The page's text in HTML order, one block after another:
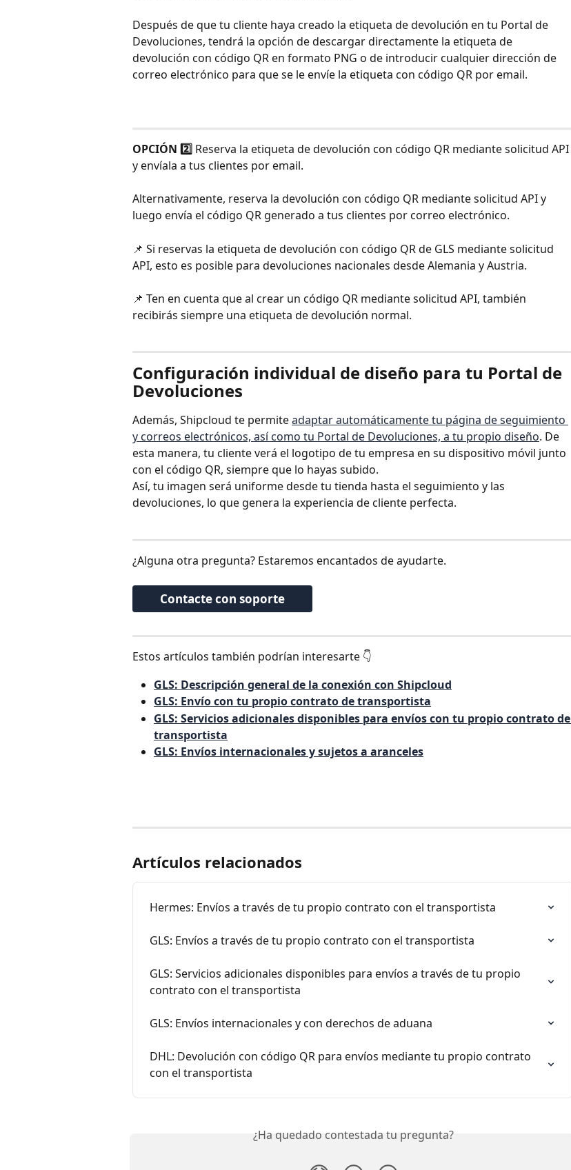
Después de que tu cliente haya creado la etiqueta de devolución en tu Portal de
Devoluciones, tendrá la opción de descargar directamente la etiqueta de
devolución con código QR en formato PNG o de introducir cualquier dirección de
correo electrónico para que se le envíe la etiqueta con código QR por email.
OPCIÓN 2️⃣ Reserva la etiqueta de devolución con código QR mediante solicitud API
y envíala a tus clientes por email.
Alternativamente, reserva la devolución con código QR mediante solicitud API y
luego envía el código QR generado a tus clientes por correo electrónico.
📌 Si reservas la etiqueta de devolución con código QR de GLS mediante solicitud
API, esto es posible para devoluciones nacionales desde Alemania y Austria.
📌 Ten en cuenta que al crear un código QR mediante solicitud API, también
recibirás siempre una etiqueta de devolución normal.
Configuración individual de diseño para tu Portal de
Devoluciones
Además, Shipcloud te permite adaptar automáticamente tu página de seguimiento
y correos electrónicos, así como tu Portal de Devoluciones, a tu propio diseño. De
esta manera, tu cliente verá el logotipo de tu empresa en su dispositivo móvil junto
con el código QR, siempre que lo hayas subido.
Así, tu imagen será uniforme desde tu tienda hasta el seguimiento y las
devoluciones, lo que genera la experiencia de cliente perfecta.
¿Alguna otra pregunta? Estaremos encantados de ayudarte.
Contacte con soporte
Estos artículos también podrían interesarte 👇
GLS: Descripción general de la conexión con Shipcloud
GLS: Envío con tu propio contrato de transportista
GLS: Servicios adicionales disponibles para envíos con tu propio contrato de
transportista
GLS: Envíos internacionales y sujetos a aranceles
Artículos relacionados
Hermes: Envíos a través de tu propio contrato con el transportista
GLS: Envíos a través de tu propio contrato con el transportista
GLS: Servicios adicionales disponibles para envíos a través de tu propio
contrato con el transportista
GLS: Envíos internacionales y con derechos de aduana
DHL: Devolución con código QR para envíos mediante tu propio contrato
con el transportista
¿Ha quedado contestada tu pregunta?